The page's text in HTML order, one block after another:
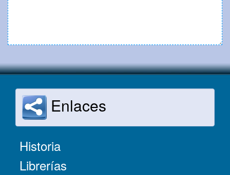
Enlaces
Historia
Librerías